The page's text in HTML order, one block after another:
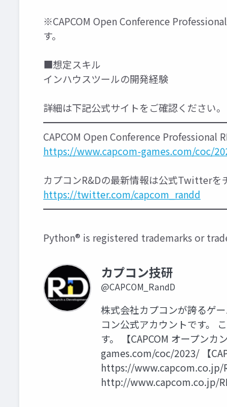
※CAPCOM Open Conference
す。
■想定スキル
インハウスツールの開発経験
詳細は下記公式サイトをご確認ください。
CAPCOM Open Conference Professional
https://www.capcom-games.com/coc/
カプコンR&Dの最新情報は公式Twitterを
https://twitter.com/capcom_randd
Python® is registered trademarks or
カプコン技研
@CAPCOM_RandD
株式会社カプコンが誇るゲ
コン公式アカウントです。
す。 【CAPCOM オープン
games.com/coc/2023/ 【
https://www.capcom.co.jp/
http://www.capcom.co.jp/